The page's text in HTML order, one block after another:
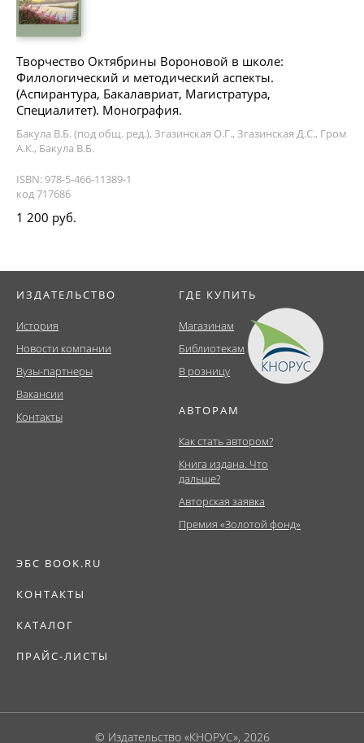
Творчество Октябрины Вороновой в школе:
Филологический и методический аспекты.
(Аспирантура, Бакалавриат, Магистратура,
Специалитет). Монография.
Бакула В.Б. (под общ. ред.), Згазинская О.Г., Згазинская Д.С., Гром
А.К., Бакула В.Б.
ISBN: 978-5-466-11389-1
код 717686
1 200 руб.
ИЗДАТЕЛЬСТВО
История
Новости компании
Вузы-партнеры
Вакансии
Контакты
ГДЕ КУПИТЬ
Магазинам
Библиотекам
В розницу
АВТОРАМ
Как стать автором?
Книга издана. Что
дальше?
Авторская заявка
Премия «Золотой фонд»
ЭБС BOOK.RU
КОНТАКТЫ
КАТАЛОГ
ПРАЙС-ЛИСТЫ
© Издательство «КНОРУС», 2026